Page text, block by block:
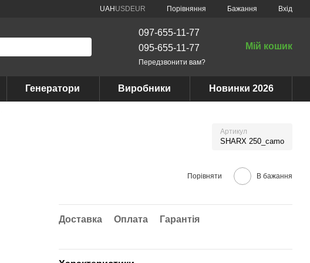
UAH USD EUR Порівняння Бажання Вхід
097-655-11-77
095-655-11-77
Передзвонити вам?
Мій кошик
Генератори Виробники Новинки 2026
Артикул
SHARX 250_camo
Порівняти В бажання
Доставка Оплата Гарантія